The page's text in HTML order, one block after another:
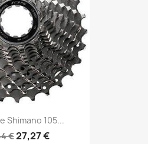
Shimano 105...
€27,27 €